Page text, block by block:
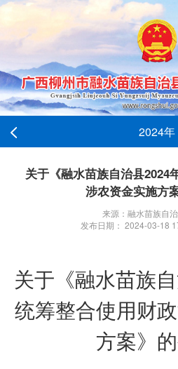
2024年
关于《融水苗族自治县2024
涉农资金实施方
来源：融水苗族自
发布日期： 2024-03-18
关于《融水苗族
统筹整合使用财
方案》